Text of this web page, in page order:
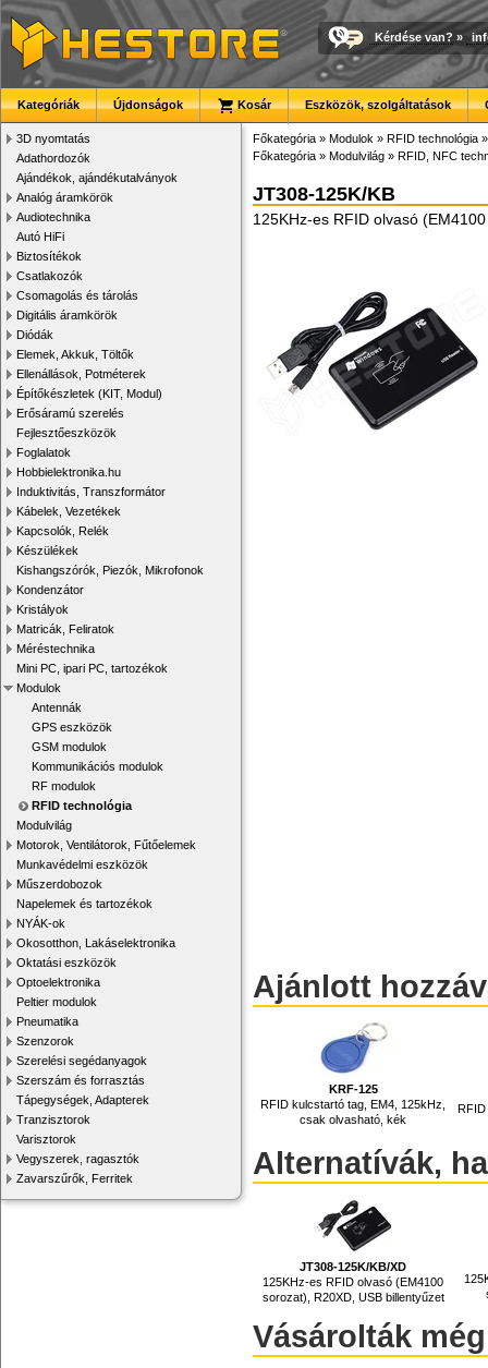
Kérdése van? »
Kategóriák Újdonságok Kosár Eszközök, szolgáltatások
3D nyomtatás
Adathordozók
Ajándékok, ajándékutalványok
Analóg áramkörök
Audiotechnika
Autó HiFi
Biztosítékok
Csatlakozók
Csomagolás és tárolás
Digitális áramkörök
Diódák
Elemek, Akkuk, Töltők
Ellenállások, Potméterek
Építőkészletek (KIT, Modul)
Erősáramú szerelés
Fejlesztőeszközök
Foglalatok
Hobbielektronika.hu
Induktivitás, Transzformátor
Kábelek, Vezetékek
Kapcsolók, Relék
Készülékek
Kishangszórók, Piezók, Mikrofonok
Kondenzátor
Kristályok
Matricák, Feliratok
Méréstechnika
Mini PC, ipari PC, tartozékok
Modulok
Antennák
GPS eszközök
GSM modulok
Kommunikációs modulok
RF modulok
RFID technológia
Modulvilág
Motorok, Ventilátorok, Fűtőelemek
Munkavédelmi eszközök
Műszerdobozok
Napelemek és tartozékok
NYÁK-ok
Okosotthon, Lakáselektronika
Oktatási eszközök
Optoelektronika
Peltier modulok
Pneumatika
Szenzorok
Szerelési segédanyagok
Szerszám és forrasztás
Tápegységek, Adapterek
Tranzisztorok
Varisztorok
Vegyszerek, ragasztók
Zavarszűrők, Ferritek
Főkategória » Modulok » RFID technológia »
Főkategória » Modulvilág » RFID, NFC
JT308-125K/KB
125KHz-es RFID olvasó
Ajánlott
KRF-125
RFID kulcstartó tag, EM4, 125kHz,
csak olvasható, kék
Alternatívák,
JT308-125K/KB/XD
125KHz-es RFID olvasó (EM4100
sorozat), R20XD, USB billentyűzet
Vásárolták még